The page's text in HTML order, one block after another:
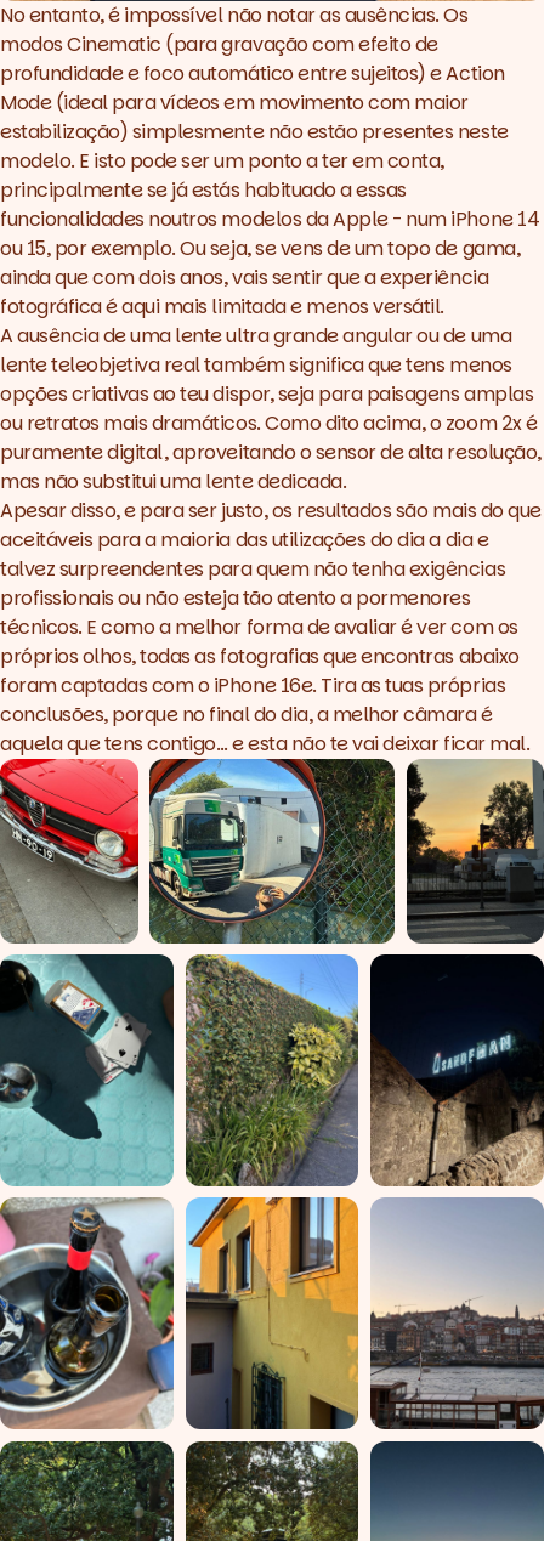
No entanto, é impossível não notar as ausências. Os
modos Cinematic (para gravação com efeito de
profundidade e foco automático entre sujeitos) e Action
Mode (ideal para vídeos em movimento com maior
estabilização) simplesmente não estão presentes neste
modelo. E isto pode ser um ponto a ter em conta,
principalmente se já estás habituado a essas
funcionalidades noutros modelos da Apple - num iPhone 14
ou 15, por exemplo. Ou seja, se vens de um topo de gama,
ainda que com dois anos, vais sentir que a experiência
fotográfica é aqui mais limitada e menos versátil.
A ausência de uma lente ultra grande angular ou de uma
lente teleobjetiva real também significa que tens menos
opções criativas ao teu dispor, seja para paisagens amplas
ou retratos mais dramáticos. Como dito acima, o zoom 2x é
puramente digital, aproveitando o sensor de alta resolução,
mas não substitui uma lente dedicada.
Apesar disso, e para ser justo, os resultados são mais do que
aceitáveis para a maioria das utilizações do dia a dia e
talvez surpreendentes para quem não tenha exigências
profissionais ou não esteja tão atento a pormenores
técnicos. E como a melhor forma de avaliar é ver com os
próprios olhos, todas as fotografias que encontras abaixo
foram captadas com o iPhone 16e. Tira as tuas próprias
conclusões, porque no final do dia, a melhor câmara é
aquela que tens contigo… e esta não te vai deixar ficar mal.